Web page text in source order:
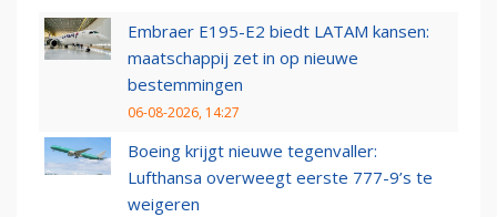
Embraer E195-E2 biedt LATAM kansen:
maatschappij zet in op nieuwe
bestemmingen
06-08-2026, 14:27
Boeing krijgt nieuwe tegenvaller:
Lufthansa overweegt eerste 777-9’s te
weigeren